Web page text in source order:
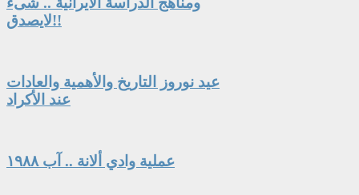
لايصدق!!
عيد نوروز التاريخ والأهمية والعادات
عند الأكراد
عملية وادي ألانة .. آب ١٩٨٨